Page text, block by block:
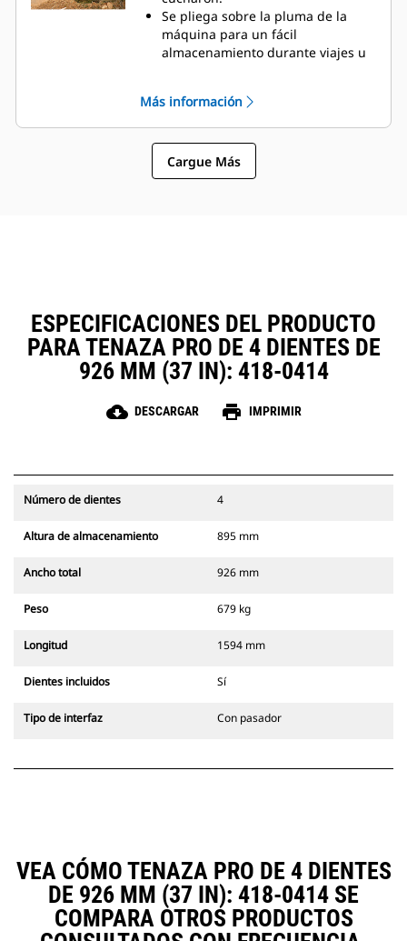
Administrar varios accesorios de
una flota es más fácil con un
sistema acoplador. Seleccione los
sujetapasador Cat, que permiten
que las máquinas de tamaños
similares compartan las tenazas y
otros accesorios.
Se pliega sobre la pluma de la
máquina para un fácil
almacenamiento durante viajes u
el funcionamiento general simples
hacen que las tenazas sean una
opción más sencilla y más
asequible que los garfios en
cuanto a los costos de posesión y
Más información
Cargue Más
ESPECIFICACIONES DEL PRODUCTO
PARA TENAZA PRO DE 4 DIENTES DE
926 MM (37 IN): 418-0414
cloud_download DESCARGAR print IMPRIMIR
Número de dientes 4
Altura de almacenamiento 895 mm
Ancho total 926 mm
Peso 679 kg
Longitud 1594 mm
Dientes incluidos Sí
Tipo de interfaz Con pasador
VEA CÓMO TENAZA PRO DE 4 DIENTES
DE 926 MM (37 IN): 418-0414 SE
COMPARA OTROS PRODUCTOS